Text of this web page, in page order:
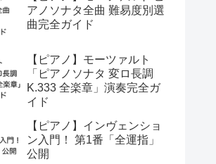
アノソナタ全曲 難易度別選
曲完全ガイド
【ピアノ】モーツァルト
「ピアノソナタ 変ロ長調
K.333 全楽章」演奏完全ガ
イド
【ピアノ】インヴェンショ
ン入門！ 第1番「全運指」
公開